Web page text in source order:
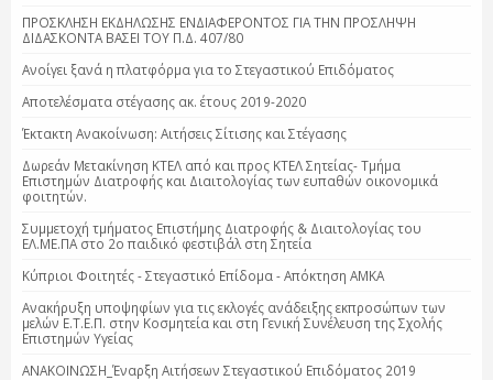
ΠΡΟΣΚΛΗΣΗ ΕΚΔΗΛΩΣΗΣ ΕΝΔΙΑΦΕΡΟΝΤΟΣ ΓΙΑ ΤΗΝ ΠΡΟΣΛΗΨΗ
ΔΙΔΑΣΚΟΝΤΑ ΒΑΣΕΙ ΤΟΥ Π.Δ. 407/80
Ανοίγει ξανά η πλατφόρμα για το Στεγαστικού Επιδόματος
Αποτελέσματα στέγασης ακ. έτους 2019-2020
Έκτακτη Ανακοίνωση: Αιτήσεις Σίτισης και Στέγασης
Δωρεάν Μετακίνηση ΚΤΕΛ από και προς ΚΤΕΛ Σητείας- Τμήμα
Επιστημών Διατροφής και Διαιτολογίας των ευπαθών οικονομικά
φοιτητών.
Συμμετοχή τμήματος Επιστήμης Διατροφής & Διαιτολογίας του
ΕΛ.ΜΕ.ΠΑ στο 2ο παιδικό φεστιβάλ στη Σητεία
Κύπριοι Φοιτητές - Στεγαστικό Επίδομα - Απόκτηση ΑΜΚΑ
Ανακήρυξη υποψηφίων για τις εκλογές ανάδειξης εκπροσώπων των
μελών Ε.Τ.Ε.Π. στην Κοσμητεία και στη Γενική Συνέλευση της Σχολής
Επιστημών Υγείας
ΑΝΑΚΟΙΝΩΣΗ_Έναρξη Αιτήσεων Στεγαστικού Επιδόματος 2019